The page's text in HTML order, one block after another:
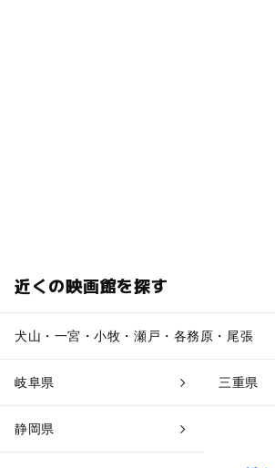
近くの映画館を探す
犬山・一宮・小牧・瀬戸・各務原・尾張
岐阜県 三重県
静岡県